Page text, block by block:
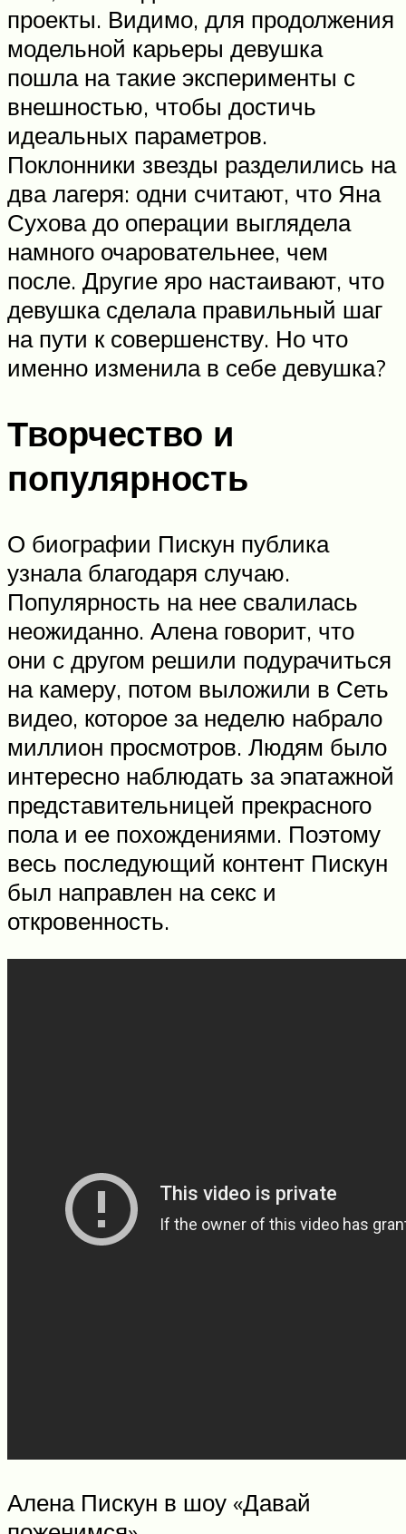
проекты. Видимо, для продолжения
модельной карьеры девушка
пошла на такие эксперименты с
внешностью, чтобы достичь
идеальных параметров.
Поклонники звезды разделились на
два лагеря: одни считают, что Яна
Сухова до операции выглядела
намного очаровательнее, чем
после. Другие яро настаивают, что
девушка сделала правильный шаг
на пути к совершенству. Но что
именно изменила в себе девушка?
Творчество и
популярность
О биографии Пискун публика
узнала благодаря случаю.
Популярность на нее свалилась
неожиданно. Алена говорит, что
они с другом решили подурачиться
на камеру, потом выложили в Сеть
видео, которое за неделю набрало
миллион просмотров. Людям было
интересно наблюдать за эпатажной
представительницей прекрасного
пола и ее похождениями. Поэтому
весь последующий контент Пискун
был направлен на секс и
откровенность.
Алена Пискун в шоу «Давай